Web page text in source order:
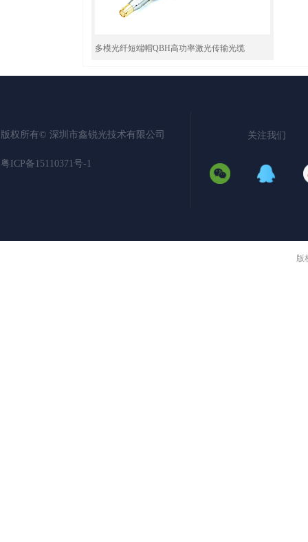
多模光纤短端帽QBH高功率激光传输光缆
关注我们
粤ICP备15110371号-1
版权所有©️ 深圳市鑫锐光技术有限公司
版